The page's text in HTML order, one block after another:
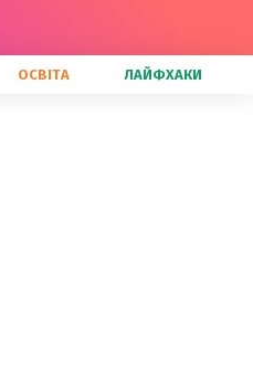
ОСВІТА ЛАЙФХАКИ